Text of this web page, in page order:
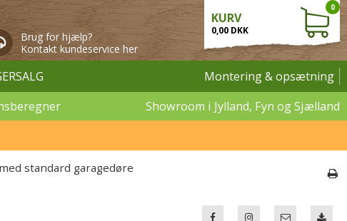
Brug for hjælp?
Kontakt kundeservice her
KURV
0,00 DKK
0
Montering & opsætning
Showroom i Jylland, Fyn og Sjælland
standard garagedøre